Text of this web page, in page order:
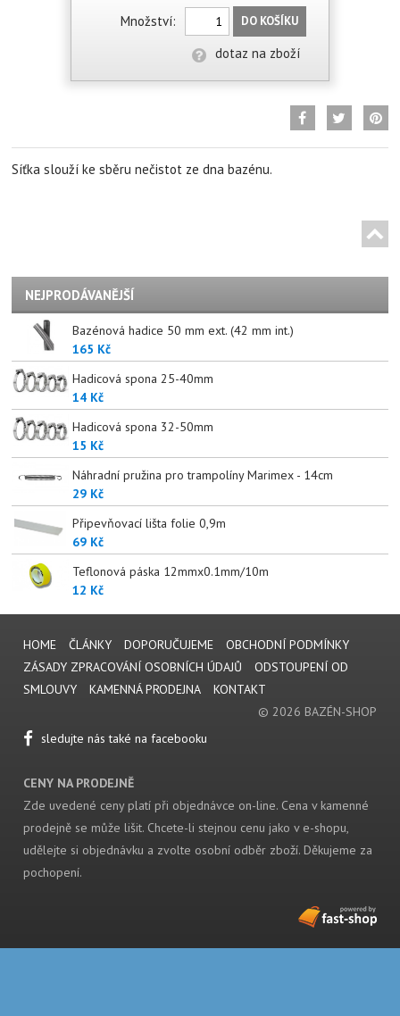
Množství:
DO KOŠÍKU
dotaz na zboží
Síťka slouží ke sběru nečistot ze dna bazénu.
NEJPRODÁVANĚJŠÍ
Bazénová hadice 50 mm ext. (42 mm int.)
165 Kč
Hadicová spona 25-40mm
14 Kč
Hadicová spona 32-50mm
15 Kč
Náhradní pružina pro trampolíny Marimex - 14cm
29 Kč
Připevňovací lišta folie 0,9m
69 Kč
Teflonová páska 12mmx0.1mm/10m
12 Kč
HOME ČLÁNKY DOPORUČUJEME
OBCHODNÍ PODMÍNKY
ZÁSADY ZPRACOVÁNÍ OSOBNÍCH ÚDAJŮ
ODSTOUPENÍ OD
SMLOUVY
KAMENNÁ PRODEJNA
KONTAKT
© 2026 BAZÉN-SHOP
sledujte nás také na facebooku
CENY NA PRODEJNĚ
Zde uvedené ceny platí při objednávce on-line. Cena v kamenné
prodejně se může lišit. Chcete-li stejnou cenu jako v e-shopu,
udělejte si objednávku a zvolte osobní odběr zboží. Děkujeme za
pochopení.